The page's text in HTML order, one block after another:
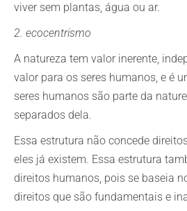
viver sem plantas, água ou ar.
2. ecocentrismo
A natureza tem valor inerente,
valor para os seres humanos, e é
seres humanos são parte da
separados dela.
Essa estrutura não concede
eles já existem. Essa estrutura
direitos humanos, pois se baseia
direitos que são fundamentais e